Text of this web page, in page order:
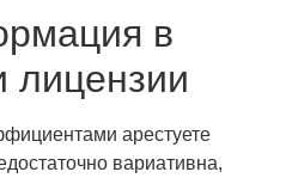
в
лицензии
арестуете
вариативна,